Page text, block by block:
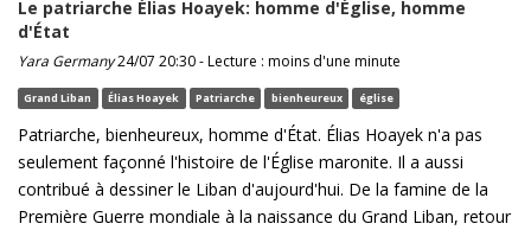
Le patriarche Élias Hoayek: homme d'Église, homme
d'État
Yara Germany24/07 20:30 - Lecture : moins d'une minute
Grand Liban Élias Hoayek Patriarche bienheureux église
Patriarche, bienheureux, homme d'État. Élias Hoayek n'a pas
seulement façonné l'histoire de l'Église maronite. Il a aussi
contribué à dessiner le Liban d'aujourd'hui. De la famine de la
Première Guerre mondiale à la naissance du Grand Liban, retour